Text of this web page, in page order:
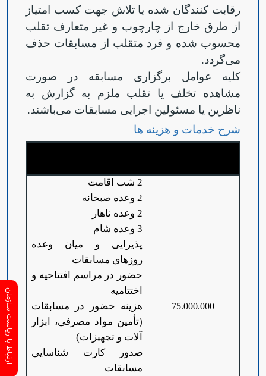
رقابت کنندگان شده یا تلاش جهت کسب امتیاز
از طرق خارج از چارچوب و غیر متعارف تقلب
محسوب شده و فرد متقلب از مسابقات حذف
می‌گردد.
کلیه عوامل برگزاری مسابقه در صورت
مشاهده تخلف یا تقلب ملزم به گزارش به
ناظرین یا مسئولین اجرایی مسابقات می‌باشند.
شرح خدمات و هزینه ها
75.000.000
2 شب اقامت
2 وعده صبحانه
2 وعده ناهار
3 وعده شام
پذیرایی و میان وعده
روزهای مسابقات
حضور در مراسم افتتاحیه و
اختتامیه
هزینه حضور در مسابقات
(تأمین مواد مصرفی، ابزار
آلات و تجهیزات)
صدور کارت شناسایی
مسابقات
ارتباط با ریاست سازمان